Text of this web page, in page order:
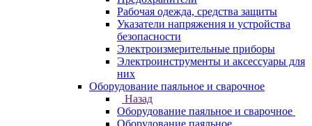
Рабочая одежда, средства защиты
Указатели напряжения и устройства
безопасности
Электроизмерительные приборы
Электроинструменты и аксессуары для
них
Оборудование паяльное и сварочное
Назад
Оборудование паяльное и сварочное
Оборудование паяльное